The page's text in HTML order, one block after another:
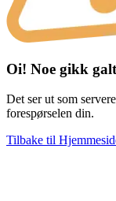
Oi! Noe gikk galt
Det ser ut som
forespørselen din.
Tilbake til